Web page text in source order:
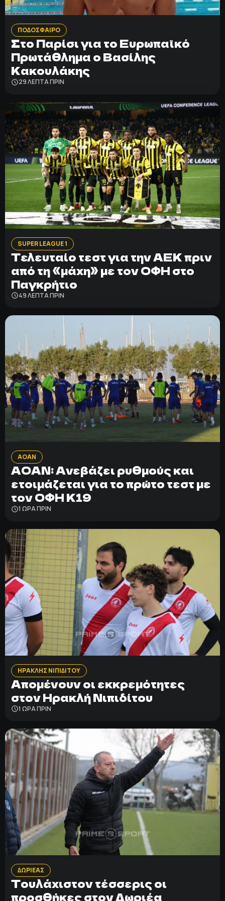
© 2022-2025 PRIMESPORT.GR
ΠΟΔΟΣΦΑΙΡΟ
Στο Παρίσι για το Ευρωπαϊκό
Πρωτάθλημα ο Βασίλης
Κακουλάκης
29 ΛΕΠΤΑ ΠΡΙΝ
SUPER LEAGUE 1
Τελευταίο τεστ για την ΑΕΚ πριν
από τη «μάχη» με τον ΟΦΗ στο
Παγκρήτιο
49 ΛΕΠΤΑ ΠΡΙΝ
ΑΟΑΝ
ΑΟΑΝ: Ανεβάζει ρυθμούς και
ετοιμάζεται για το πρώτο τεστ με
τον ΟΦΗ Κ19
1 ΩΡΑ ΠΡΙΝ
ΗΡΑΚΛΗΣ ΝΙΠΙΔΙΤΟΥ
Απομένουν οι εκκρεμότητες
στον Ηρακλή Νιπιδίτου
1 ΩΡΑ ΠΡΙΝ
ΔΩΡΙΕΑΣ
Τουλάχιστον τέσσερις οι
προσθήκες στον Δωριέα